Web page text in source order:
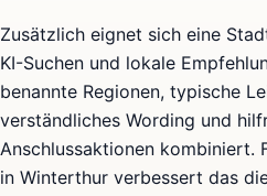
Zusätzlich eignet sich eine
KI-Suchen und lokale
benannte Regionen, typische
verständliches Wording und
Anschlussaktionen kombiniert.
in Winterthur verbessert das